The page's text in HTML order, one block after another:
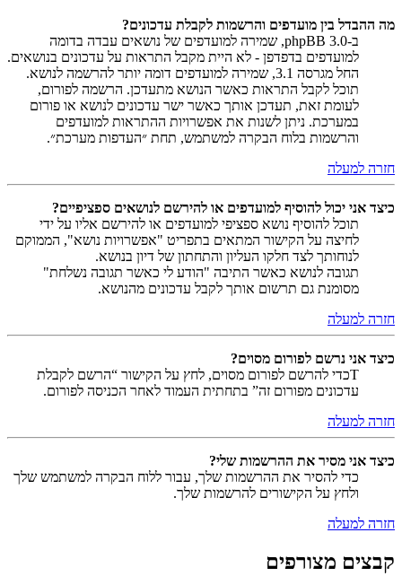
מה ההבדל בין מועדפים והרשמות לקבלת עדכונים?
ב-phpBB 3.0, שמירה למועדפים של נושאים עבדה בדומה
למועדפים בדפדפן - לא היית מקבל התראות על עדכונים בנושאים.
החל מגרסה 3.1, שמירה למועדפים דומה יותר להרשמה לנושא.
תוכל לקבל התראות כאשר הנושא מתעדכן. הרשמה לפורום,
לעומת זאת, תעדכן אותך כאשר ישר עדכונים לנושא או פורום
במערכת. ניתן לשנות את אפשרויות ההתראות למועדפים
והרשמות בלוח הבקרה למשתמש, תחת ״העדפות מערכת״.
חזרה למעלה
כיצד אני יכול להוסיף למועדפים או להירשם לנושאים ספציפיים?
תוכל להוסיף נושא ספציפי למועדפים או להירשם אליו על ידי
לחיצה על הקישור המתאים בתפריט "אפשרויות נושא", הממוקם
לנוחותך לצד חלקו העליון והתחתון של דיון בנושא.
תגובה לנושא כאשר התיבה "הודע לי כאשר תגובה נשלחת"
מסומנת גם תרשום אותך לקבל עדכונים מהנושא.
חזרה למעלה
כיצד אני נרשם לפורום מסוים?
Tכדי להרשם לפורום מסוים, לחץ על הקישור “הרשם לקבלת
עדכונים מפורום זה” בתחתית העמוד לאחר הכניסה לפורום.
חזרה למעלה
כיצד אני מסיר את ההרשמות שלי?
כדי להסיר את ההרשמות שלך, עבור ללוח הבקרה למשתמש שלך
ולחץ על הקישורים להרשמות שלך.
חזרה למעלה
קבצים מצורפים